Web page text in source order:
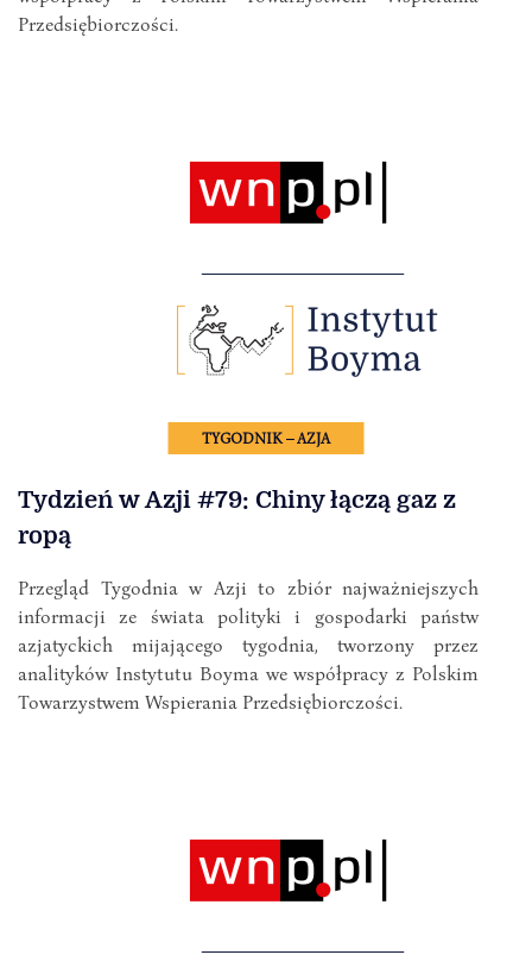
Przedsiębiorczości.
TYGODNIK – AZJA
Tydzień w Azji #79: Chiny łączą gaz z
ropą
Przegląd Tygodnia w Azji to zbiór najważniejszych
informacji ze świata polityki i gospodarki państw
azjatyckich mijającego tygodnia, tworzony przez
analityków Instytutu Boyma we współpracy z Polskim
Towarzystwem Wspierania Przedsiębiorczości.